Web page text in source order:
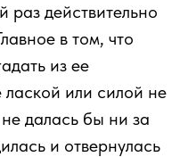
раз действительно
в том, что
из ее
или силой не
далась бы ни за
и отвернулась